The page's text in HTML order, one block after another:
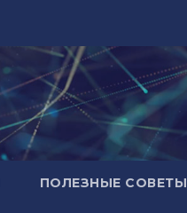
ПОЛЕЗНЫЕ СОВЕТЫ